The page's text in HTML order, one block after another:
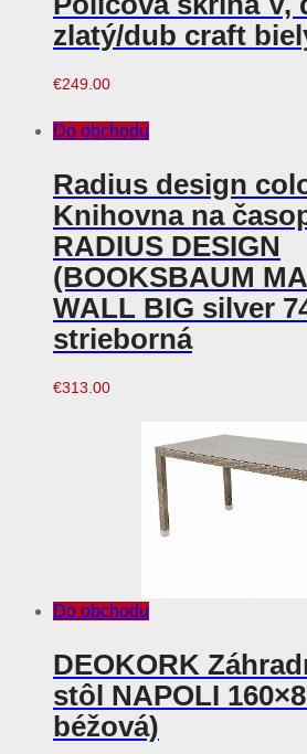
zlatý/dub craft
€249.00
Do obchodu
Radius design
Knihovna na
RADIUS DESIGN
(BOOKSBAUM
WALL BIG silver
strieborná
€313.00
Do obchodu
DEOKORK
stôl NAPOLI
béžová)